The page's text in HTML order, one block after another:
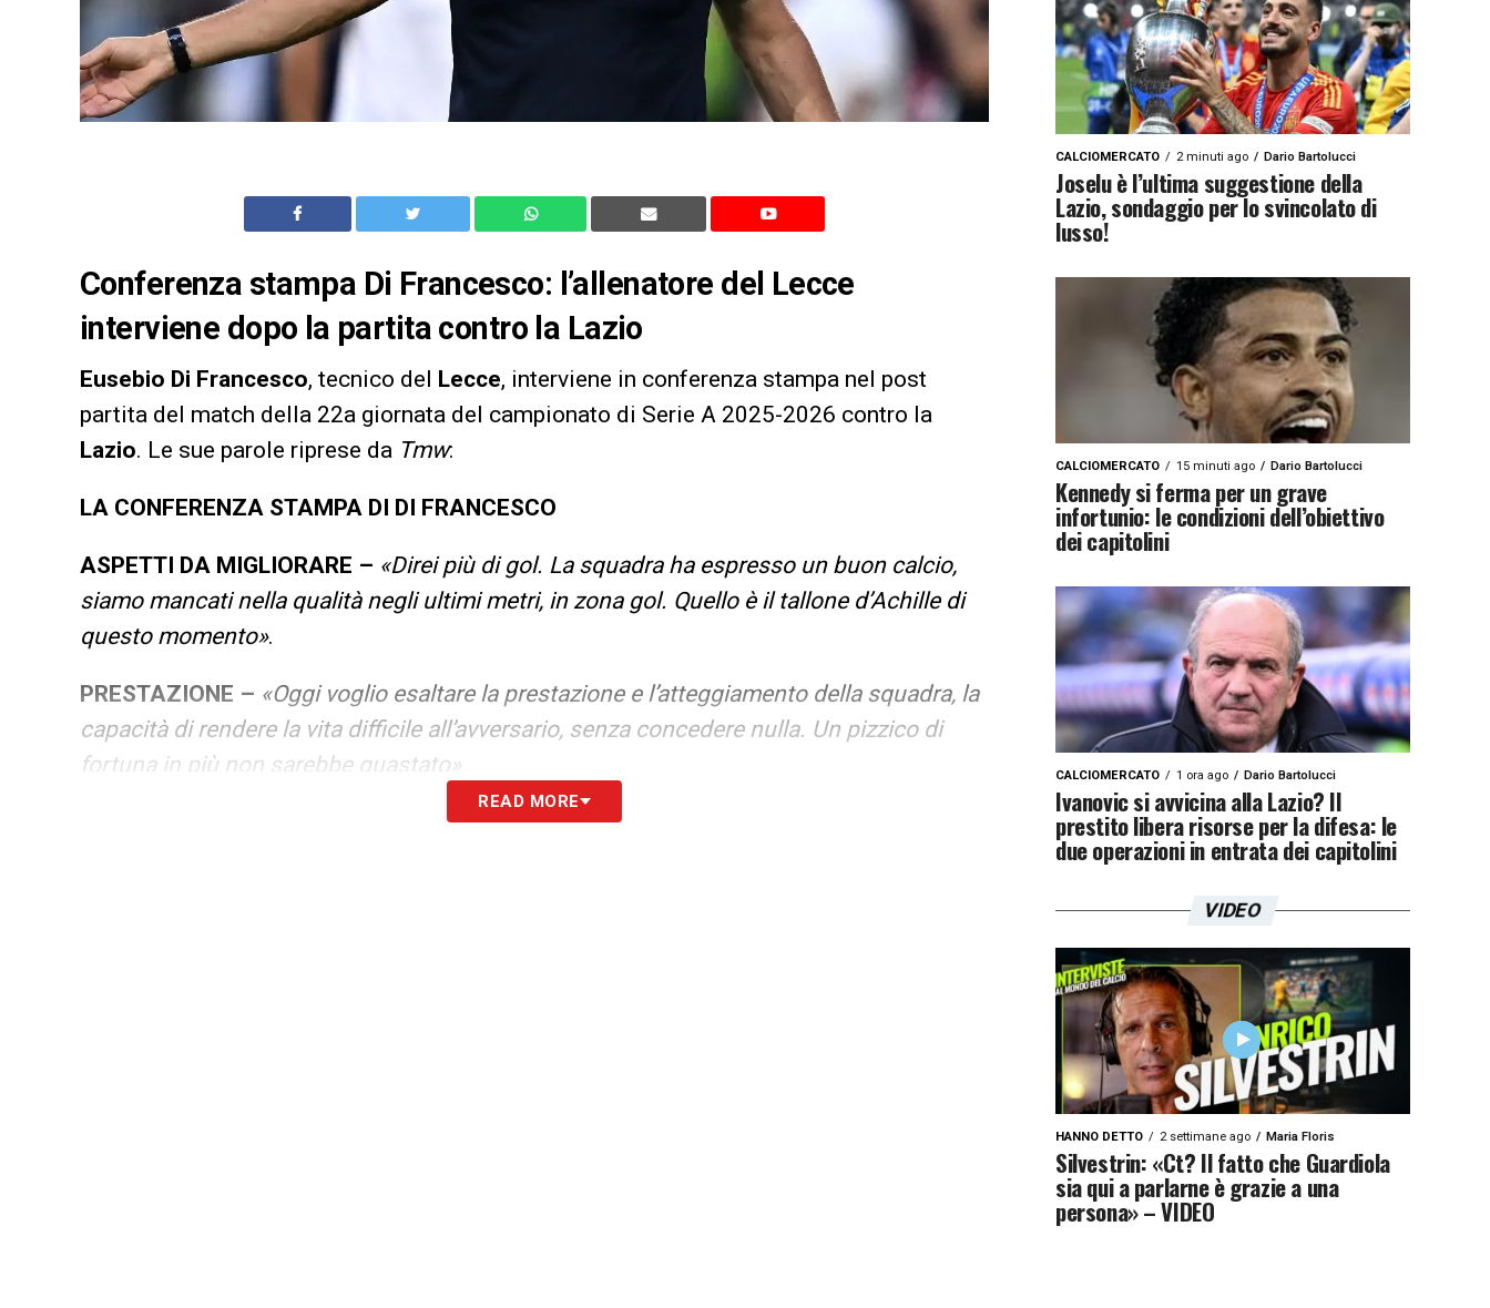
Conferenza stampa Di Francesco: l’allenatore del Lecce
interviene dopo la partita contro la Lazio
Eusebio Di Francesco, tecnico del Lecce, interviene in conferenza stampa nel post
partita del match della 22a giornata del campionato di Serie A 2025-2026 contro la
Lazio. Le sue parole riprese da Tmw:
LA CONFERENZA STAMPA DI DI FRANCESCO
ASPETTI DA MIGLIORARE – «Direi più di gol. La squadra ha espresso un buon calcio,
siamo mancati nella qualità negli ultimi metri, in zona gol. Quello è il tallone d’Achille di
questo momento».
PRESTAZIONE – «Oggi voglio esaltare la prestazione e l’atteggiamento della squadra, la
capacità di rendere la vita difficile all’avversario, senza concedere nulla. Un pizzico di
fortuna in più non sarebbe guastato»
«Vedevo una squadra equilibrata, se non riesci a vincere non devi perdere. Con
READ MORE
CALCIOMERCATO 2 minuti ago Dario Bartolucci
Joselu è l’ultima suggestione della
Lazio, sondaggio per lo svincolato di
lusso!
CALCIOMERCATO 15 minuti ago Dario Bartolucci
Kennedy si ferma per un grave
infortunio: le condizioni dell’obiettivo
dei capitolini
CALCIOMERCATO 1 ora ago Dario Bartolucci
Ivanovic si avvicina alla Lazio? Il
prestito libera risorse per la difesa: le
due operazioni in entrata dei capitolini
VIDEO
HANNO DETTO 2 settimane ago Maria Floris
Silvestrin: «Ct? Il fatto che Guardiola
sia qui a parlarne è grazie a una
persona» – VIDEO